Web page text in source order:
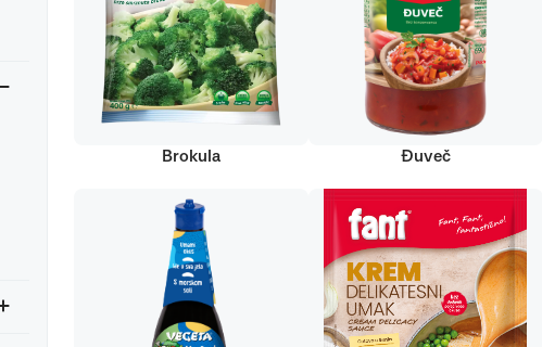
Brokula Đuveč